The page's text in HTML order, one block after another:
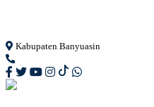
Kabupaten Banyuasin